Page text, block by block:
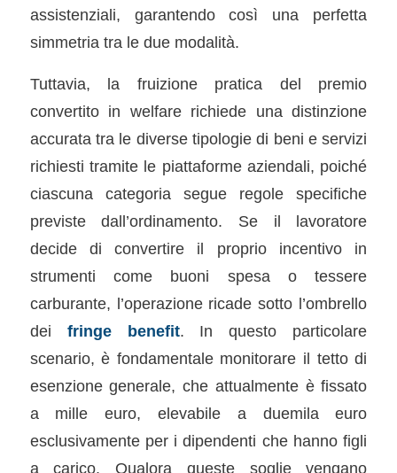
assistenziali, garantendo così una perfetta
simmetria tra le due modalità.
Tuttavia, la fruizione pratica del premio
convertito in welfare richiede una distinzione
accurata tra le diverse tipologie di beni e servizi
richiesti tramite le piattaforme aziendali, poiché
ciascuna categoria segue regole specifiche
previste dall’ordinamento. Se il lavoratore
decide di convertire il proprio incentivo in
strumenti come buoni spesa o tessere
carburante, l’operazione ricade sotto l’ombrello
dei fringe benefit. In questo particolare
scenario, è fondamentale monitorare il tetto di
esenzione generale, che attualmente è fissato
a mille euro, elevabile a duemila euro
esclusivamente per i dipendenti che hanno figli
a carico. Qualora queste soglie vengano